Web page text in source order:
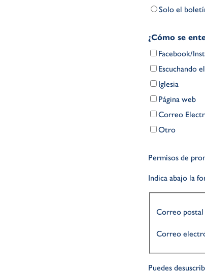
Solo el
¿Cómo se
Facebook/
Escuchando
Iglesia
Página web
Correo
Otro
Permisos de
Indica abajo la
Correo postal
Correo
Puedes